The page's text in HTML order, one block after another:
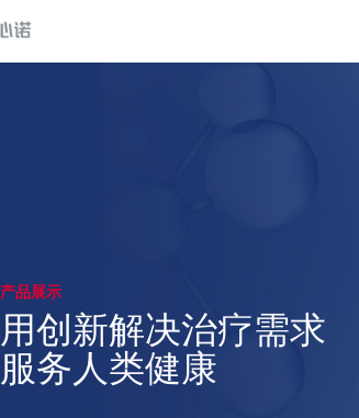
一次性使用压力延长管
产品展示
用创新解决治疗需求
服务人类健康